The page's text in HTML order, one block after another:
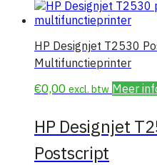
HP Designjet T2530
Multifunctieprinter
€0,00 excl. btw Meer
HP Designjet
Postscript